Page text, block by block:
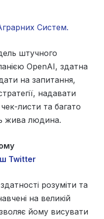
Систем.
штучного
OpenAI, здатна
на запитання,
надавати
листи та багато
жива людина.
Twitter
розуміти та
на великій
йому висувати